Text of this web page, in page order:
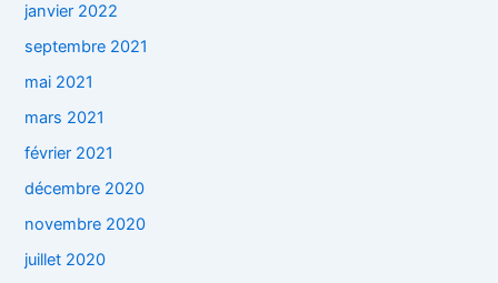
janvier 2022
septembre 2021
mai 2021
mars 2021
février 2021
décembre 2020
novembre 2020
juillet 2020